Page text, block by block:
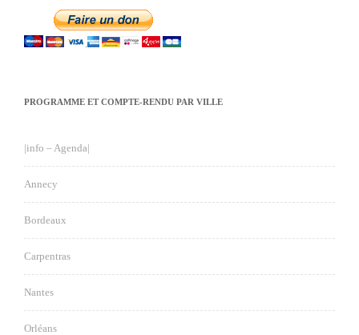
PROGRAMME ET COMPTE-RENDU PAR VILLE
|info – Agenda|
Annecy
Bordeaux
Carpentras
Nantes
Orléans